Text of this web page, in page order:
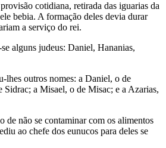
cotidiana, retirada das iguarias da
bebia. A formação deles devia durar
a serviço do rei.
alguns judeus: Da­niel, Hananias,
lhes outros nomes: a Daniel, o de
Sidrac; a Misael, o de Misac; e a Azarias,
de não se contaminar com os alimentos
ao chefe dos eunucos para deles se